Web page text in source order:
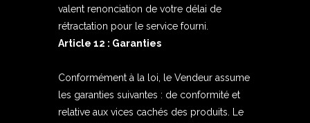
valent renonciation de votre délai de
rétractation pour le service fourni.
Article 12 : Garanties
Conformément à la loi, le Vendeur assume
les garanties suivantes : de conformité et
relative aux vices cachés des produits. Le